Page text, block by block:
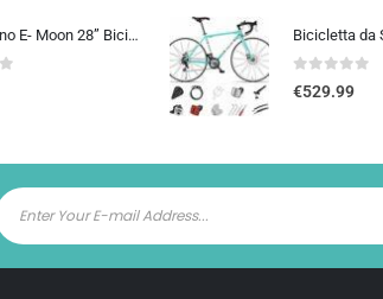
F.lli Schiano E- Moon 28” Bicicletta Elettrica da Città, Bici Elettrica con Pedalata Assistita 250W, City E-bike Unisex Adulto, Batteria Rimovibile 36V 13Ah, SHIMANO 7 velocità, Donna Uomo, Nero
0out of 5
€529.99